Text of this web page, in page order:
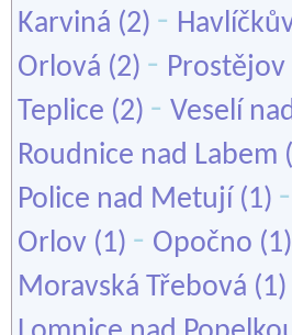
Karviná (2) -
Orlová (2) - Prostějov
Teplice (2) - Veselí
Roudnice nad Labem
Police nad Metují (1) -
Orlov (1) - Opočno (1)
Moravská Třebová (1)